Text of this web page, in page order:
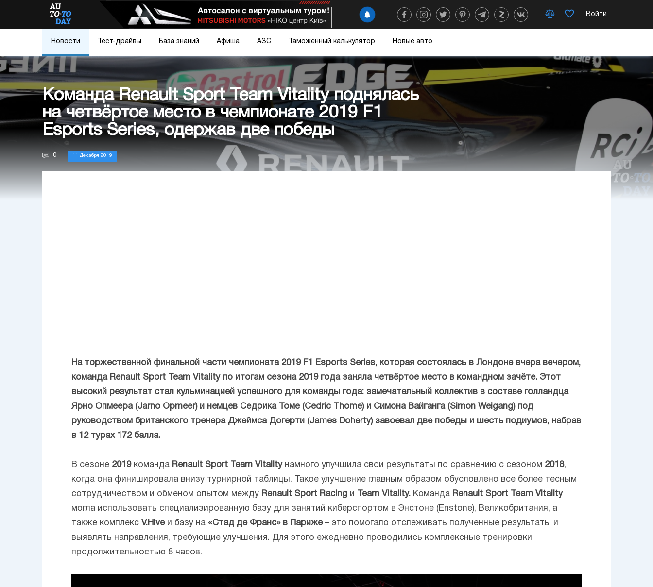
Войти
Новости Тест-драйвы База знаний Афиша АЗС Таможенный калькулятор Новые авто
Команда Renault Sport Team Vitality поднялась
на четвёртое место в чемпионате 2019 F1
Esports Series, одержав две победы
0 11 Декабря 2019
На торжественной финальной части чемпионата 2019 F1 Esports Series, которая состоялась в Лондоне вчера вечером,
команда Renault Sport Team Vitality по итогам сезона 2019 года заняла четвёртое место в командном зачёте. Этот
высокий результат стал кульминацией успешного для команды года: замечательный коллектив в составе голландца
Ярно Опмеера (Jarno Opmeer) и немцев Седрика Томе (Cedric Thome) и Симона Вайганга (Simon Weigang) под
руководством британского тренера Джеймса Догерти (James Doherty) завоевал две победы и шесть подиумов, набрав
в 12 турах 172 балла.
В сезоне 2019команда Renault Sport Team Vitalityнамного улучшила свои результаты по сравнению с сезоном 2018,
когда она финишировала внизу турнирной таблицы. Такое улучшение главным образом обусловлено все более тесным
сотрудничеством и обменом опытом между Renault Sport Racing и Team Vitality. Команда Renault Sport Team Vitality
могла использовать специализированную базу для занятий киберспортом в Энстоне (Enstone), Великобритания, а
также комплекс V.Hiveи базу на «Стад де Франс» в Париже– это помогало отслеживать полученные результаты и
выявлять направления, требующие улучшения. Для этого ежедневно проводились комплексные тренировки
продолжительностью 8 часов.